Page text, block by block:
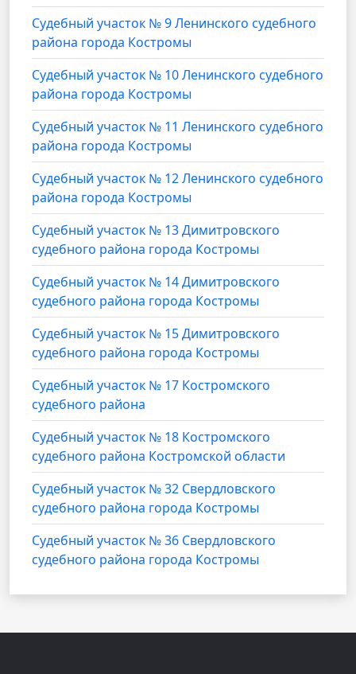
Судебный участок № 9 Ленинского судебного
района города Костромы
Судебный участок № 10 Ленинского судебного
района города Костромы
Судебный участок № 11 Ленинского судебного
района города Костромы
Судебный участок № 12 Ленинского судебного
района города Костромы
Судебный участок № 13 Димитровского
судебного района города Костромы
Судебный участок № 14 Димитровского
судебного района города Костромы
Судебный участок № 15 Димитровского
судебного района города Костромы
Судебный участок № 17 Костромского
судебного района
Судебный участок № 18 Костромского
судебного района Костромской области
Судебный участок № 32 Свердловского
судебного района города Костромы
Судебный участок № 36 Свердловского
судебного района города Костромы